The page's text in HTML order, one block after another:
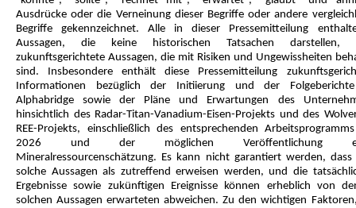
Ausdrücke oder die Verneinung dieser Begriffe oder andere
Begriffe gekennzeichnet. Alle in dieser Pressemitteilung
Aussagen, die keine historischen Tatsachen darstellen,
zukunftsgerichtete Aussagen, die mit Risiken und Ungewissheiten
sind. Insbesondere enthält diese Pressemitteilung
Informationen bezüglich der Initiierung und der
Alphabridge sowie der Pläne und Erwartungen des
hinsichtlich des Radar-Titan-Vanadium-Eisen-Projekts und des
REE-Projekts, einschließlich des entsprechenden
2026 und der möglichen Veröffentlichung
Mineralressourcenschätzung. Es kann nicht garantiert werden, dass
solche Aussagen als zutreffend erweisen werden, und die
Ergebnisse sowie zukünftigen Ereignisse können erheblich von
solchen Aussagen erwarteten abweichen. Zu den wichtigen